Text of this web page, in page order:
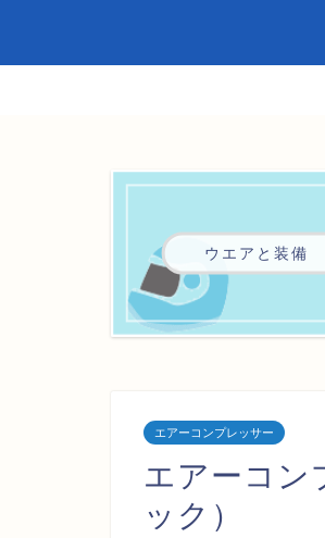
ウエアと装備
エアーコンプレッサー
エアーコン
ック）